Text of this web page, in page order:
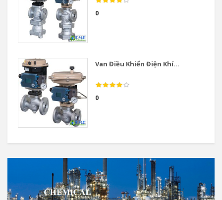
ĐANG GIẢM GIÁ
Van Điều Khiển Điện Khí...
Van Điều Khiển Điện Khí...